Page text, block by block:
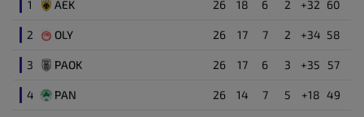
Adriano Jagusic
1 AEK 26 18 6 2 +32 60
2 OLY 26 17 7 2 +34 58
3 PAOK 26 17 6 3 +35 57
4 PAN 26 14 7 5 +18 49